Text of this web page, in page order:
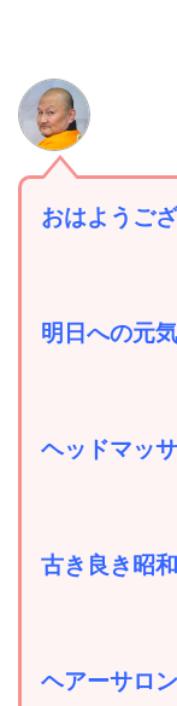
おはようご
明日への元
ヘッドマッ
古き良き昭
ヘアーサロ